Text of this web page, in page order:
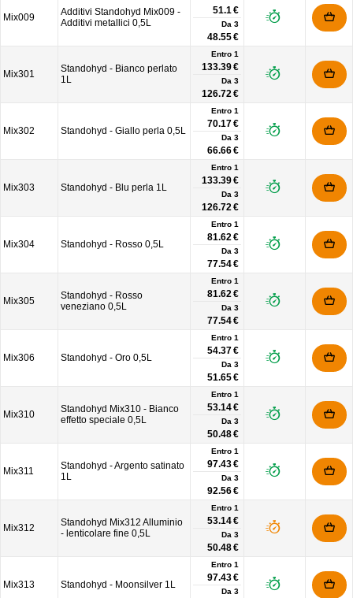
Mix009
Additivi Standohyd Mix009 -
Additivi metallici 0,5L
51.1 €
Da 3
48.55 €
Mix301
Standohyd - Bianco perlato
1L
Entro 1
133.39 €
Da 3
126.72 €
Mix302 Standohyd - Giallo perla 0,5L
Entro 1
70.17 €
Da 3
66.66 €
Mix303 Standohyd - Blu perla 1L
Entro 1
133.39 €
Da 3
126.72 €
Mix304 Standohyd - Rosso 0,5L
Entro 1
81.62 €
Da 3
77.54 €
Mix305
Standohyd - Rosso
veneziano 0,5L
Entro 1
81.62 €
Da 3
77.54 €
Mix306 Standohyd - Oro 0,5L
Entro 1
54.37 €
Da 3
51.65 €
Mix310
Standohyd Mix310 - Bianco
effetto speciale 0,5L
Entro 1
53.14 €
Da 3
50.48 €
Mix311
Standohyd - Argento satinato
1L
Entro 1
97.43 €
Da 3
92.56 €
Mix312
Standohyd Mix312 Alluminio
- lenticolare fine 0,5L
Entro 1
53.14 €
Da 3
50.48 €
Mix313 Standohyd - Moonsilver 1L
Entro 1
97.43 €
Da 3